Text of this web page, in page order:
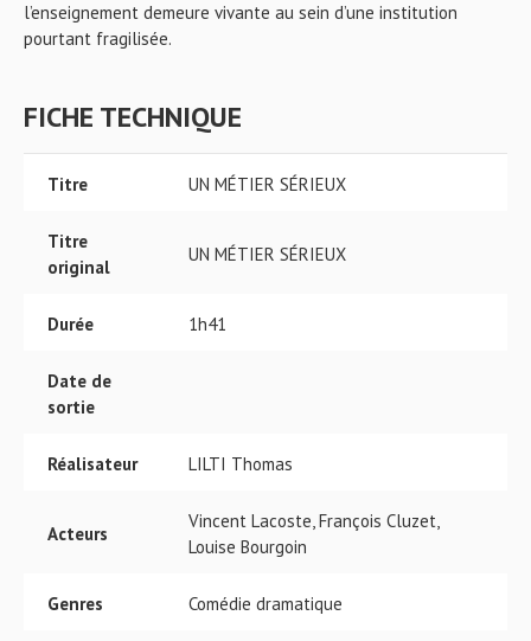
l’enseignement demeure vivante au sein d’une institution
pourtant fragilisée.
FICHE TECHNIQUE
Titre UN MÉTIER SÉRIEUX
Titre
original
UN MÉTIER SÉRIEUX
Durée 1h41
Date de
sortie
Réalisateur LILTI Thomas
Acteurs
Vincent Lacoste, François Cluzet,
Louise Bourgoin
Genres Comédie dramatique